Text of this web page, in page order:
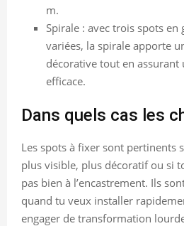
m.
Spirale : avec trois spots
variées, la spirale apporte
décorative tout en assurant
efficace.
Dans quels cas les
Les spots à fixer sont pertinents
plus visible, plus décoratif ou si
pas bien à l’encastrement. Ils
quand tu veux installer
engager de transformation